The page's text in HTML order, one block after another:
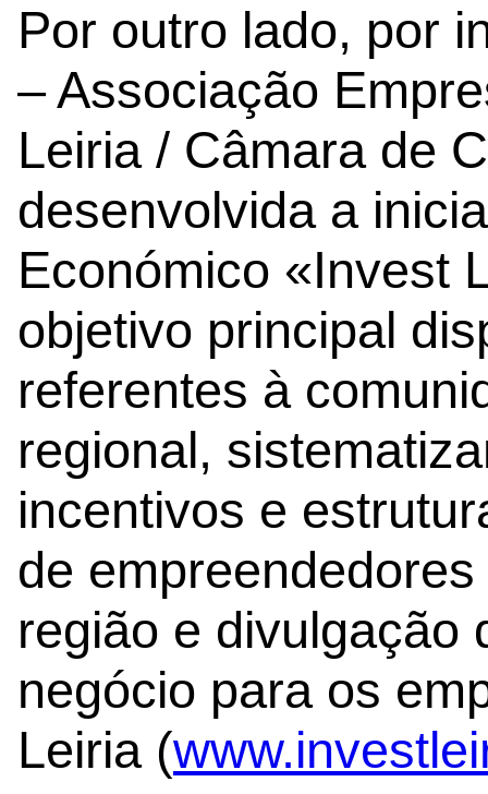
Por outro lado, por
– Associação
Leiria / Câmara de
desenvolvida a
Económico «Invest
objetivo principal
referentes à
regional,
incentivos e
de
região e divulgação
negócio para os
Leiria (